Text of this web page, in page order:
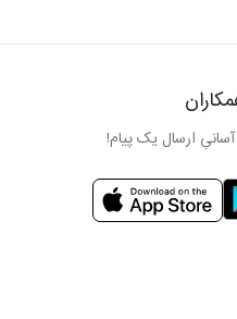
ارسال یک پیام!